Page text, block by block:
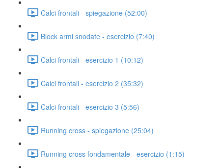
Calci frontali - spiegazione (52:00)
Block armi snodate - esercizio (7:40)
Calci frontali - esercizio 1 (10:12)
Calci frontali - esercizio 2 (35:32)
Calci frontali - esercizio 3 (5:56)
Running cross - spiegazione (25:04)
Running cross fondamentale - esercizio (1:15)